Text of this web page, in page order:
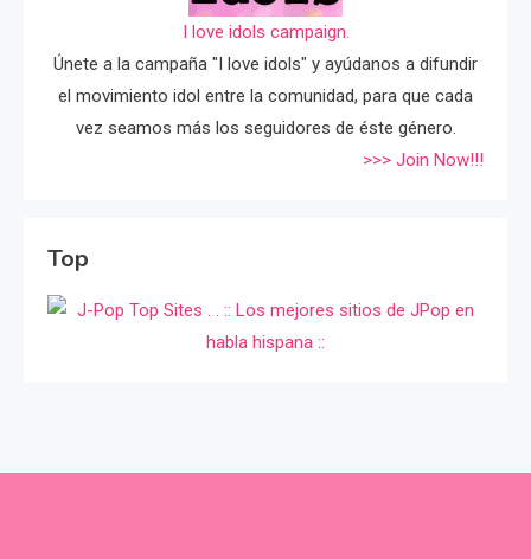
I love idols campaign.
Únete a la campaña "I love idols" y ayúdanos a difundir
el movimiento idol entre la comunidad, para que cada
vez seamos más los seguidores de éste género.
>>> Join Now!!!
Top